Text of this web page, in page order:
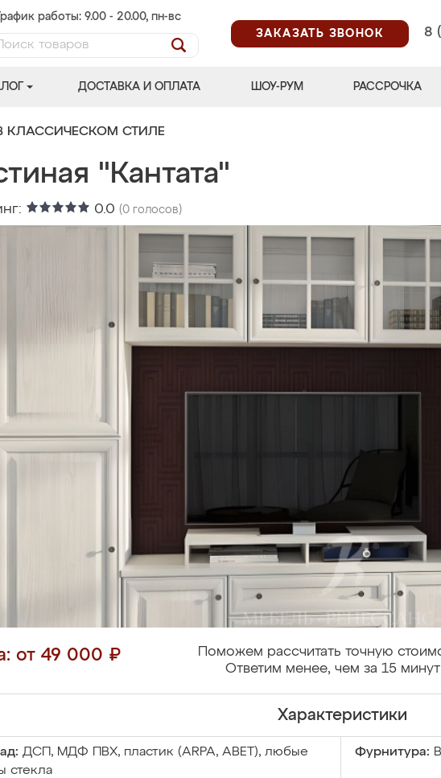
График работы: 9.00 - 20.00, пн-вс
ЗАКАЗАТЬ ЗВОНОК
8
ДОСТАВКА И ОПЛАТА ШОУ-РУМ РАССРОЧКА
КЛАССИЧЕСКОМ СТИЛЕ
"Кантата"
0.0 (0 голосов)
от 49 000 ₽
Поможем рассчитать точную
Ответим менее, чем за 15
Характеристики
ДСП, МДФ ПВХ, пластик (ARPA, ABET), любые
стекла
Фурнитура: